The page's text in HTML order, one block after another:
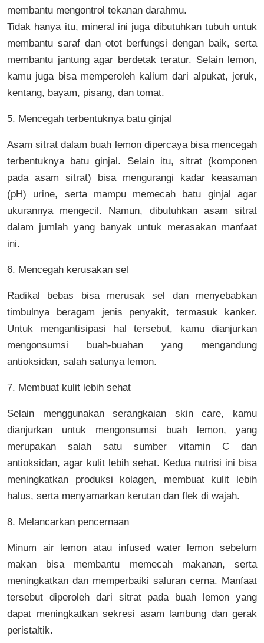
membantu mengontrol tekanan darahmu.
Tidak hanya itu, mineral ini juga dibutuhkan tubuh untuk
membantu saraf dan otot berfungsi dengan baik, serta
membantu jantung agar berdetak teratur. Selain lemon,
kamu juga bisa memperoleh kalium dari alpukat, jeruk,
kentang, bayam, pisang, dan tomat.
5. Mencegah terbentuknya batu ginjal
Asam sitrat dalam buah lemon dipercaya bisa mencegah
terbentuknya batu ginjal. Selain itu, sitrat (komponen
pada asam sitrat) bisa mengurangi kadar keasaman
(pH) urine, serta mampu memecah batu ginjal agar
ukurannya mengecil. Namun, dibutuhkan asam sitrat
dalam jumlah yang banyak untuk merasakan manfaat
ini.
6. Mencegah kerusakan sel
Radikal bebas bisa merusak sel dan menyebabkan
timbulnya beragam jenis penyakit, termasuk kanker.
Untuk mengantisipasi hal tersebut, kamu dianjurkan
mengonsumsi buah-buahan yang mengandung
antioksidan, salah satunya lemon.
7. Membuat kulit lebih sehat
Selain menggunakan serangkaian skin care, kamu
dianjurkan untuk mengonsumsi buah lemon, yang
merupakan salah satu sumber vitamin C dan
antioksidan, agar kulit lebih sehat. Kedua nutrisi ini bisa
meningkatkan produksi kolagen, membuat kulit lebih
halus, serta menyamarkan kerutan dan flek di wajah.
8. Melancarkan pencernaan
Minum air lemon atau infused water lemon sebelum
makan bisa membantu memecah makanan, serta
meningkatkan dan memperbaiki saluran cerna. Manfaat
tersebut diperoleh dari sitrat pada buah lemon yang
dapat meningkatkan sekresi asam lambung dan gerak
peristaltik.